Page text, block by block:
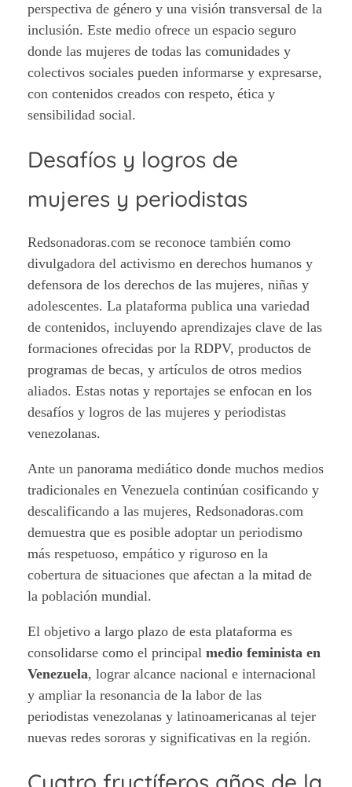
perspectiva de género y una visión transversal de la
inclusión. Este medio ofrece un espacio seguro
donde las mujeres de todas las comunidades y
colectivos sociales pueden informarse y expresarse,
con contenidos creados con respeto, ética y
sensibilidad social.
Desafíos y logros de
mujeres y periodistas
Redsonadoras.com se reconoce también como
divulgadora del activismo en derechos humanos y
defensora de los derechos de las mujeres, niñas y
adolescentes. La plataforma publica una variedad
de contenidos, incluyendo aprendizajes clave de las
formaciones ofrecidas por la RDPV, productos de
programas de becas, y artículos de otros medios
aliados. Estas notas y reportajes se enfocan en los
desafíos y logros de las mujeres y periodistas
venezolanas.
Ante un panorama mediático donde muchos medios
tradicionales en Venezuela continúan cosificando y
descalificando a las mujeres, Redsonadoras.com
demuestra que es posible adoptar un periodismo
más respetuoso, empático y riguroso en la
cobertura de situaciones que afectan a la mitad de
la población mundial.
El objetivo a largo plazo de esta plataforma es
consolidarse como el principal medio feminista en
Venezuela, lograr alcance nacional e internacional
y ampliar la resonancia de la labor de las
periodistas venezolanas y latinoamericanas al tejer
nuevas redes sororas y significativas en la región.